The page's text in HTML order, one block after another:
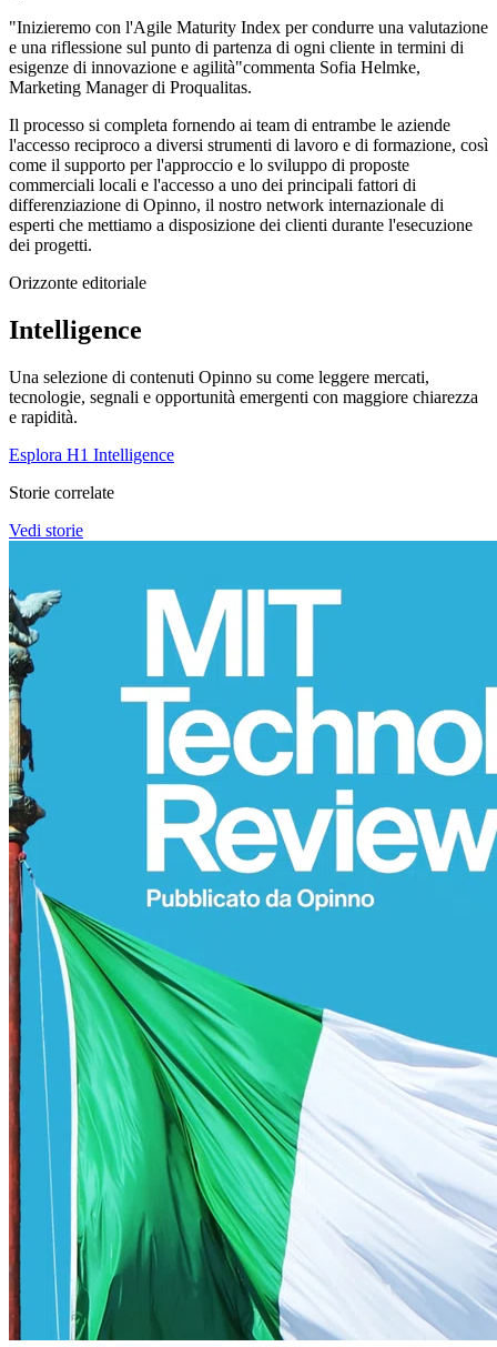
"Inizieremo con l'Agile Maturity Index per condurre una valutazione
e una riflessione sul punto di partenza di ogni cliente in termini di
esigenze di innovazione e agilità"commenta Sofia Helmke,
Marketing Manager di Proqualitas.
Il processo si completa fornendo ai team di entrambe le aziende
l'accesso reciproco a diversi strumenti di lavoro e di formazione, così
come il supporto per l'approccio e lo sviluppo di proposte
commerciali locali e l'accesso a uno dei principali fattori di
differenziazione di Opinno, il nostro network internazionale di
esperti che mettiamo a disposizione dei clienti durante l'esecuzione
dei progetti.
Orizzonte editoriale
Intelligence
Una selezione di contenuti Opinno su come leggere mercati,
tecnologie, segnali e opportunità emergenti con maggiore chiarezza
e rapidità.
Esplora H1 Intelligence
Storie correlate
Vedi storie